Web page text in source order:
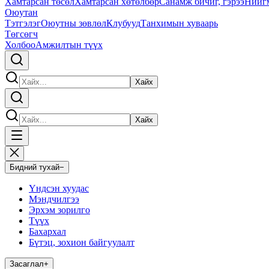
Оюутан
ТэтгэлэгОюутны зөвлөлКлубуудТанхимын хуваарь
Төгсөгч
ХолбооАмжилтын түүх
Хайх
Хайх
Бидний тухай−
Үндсэн хуудас
Мэндчилгээ
Эрхэм зорилго
Түүх
Бахархал
Бүтэц, зохион байгуулалт
Засаглал+